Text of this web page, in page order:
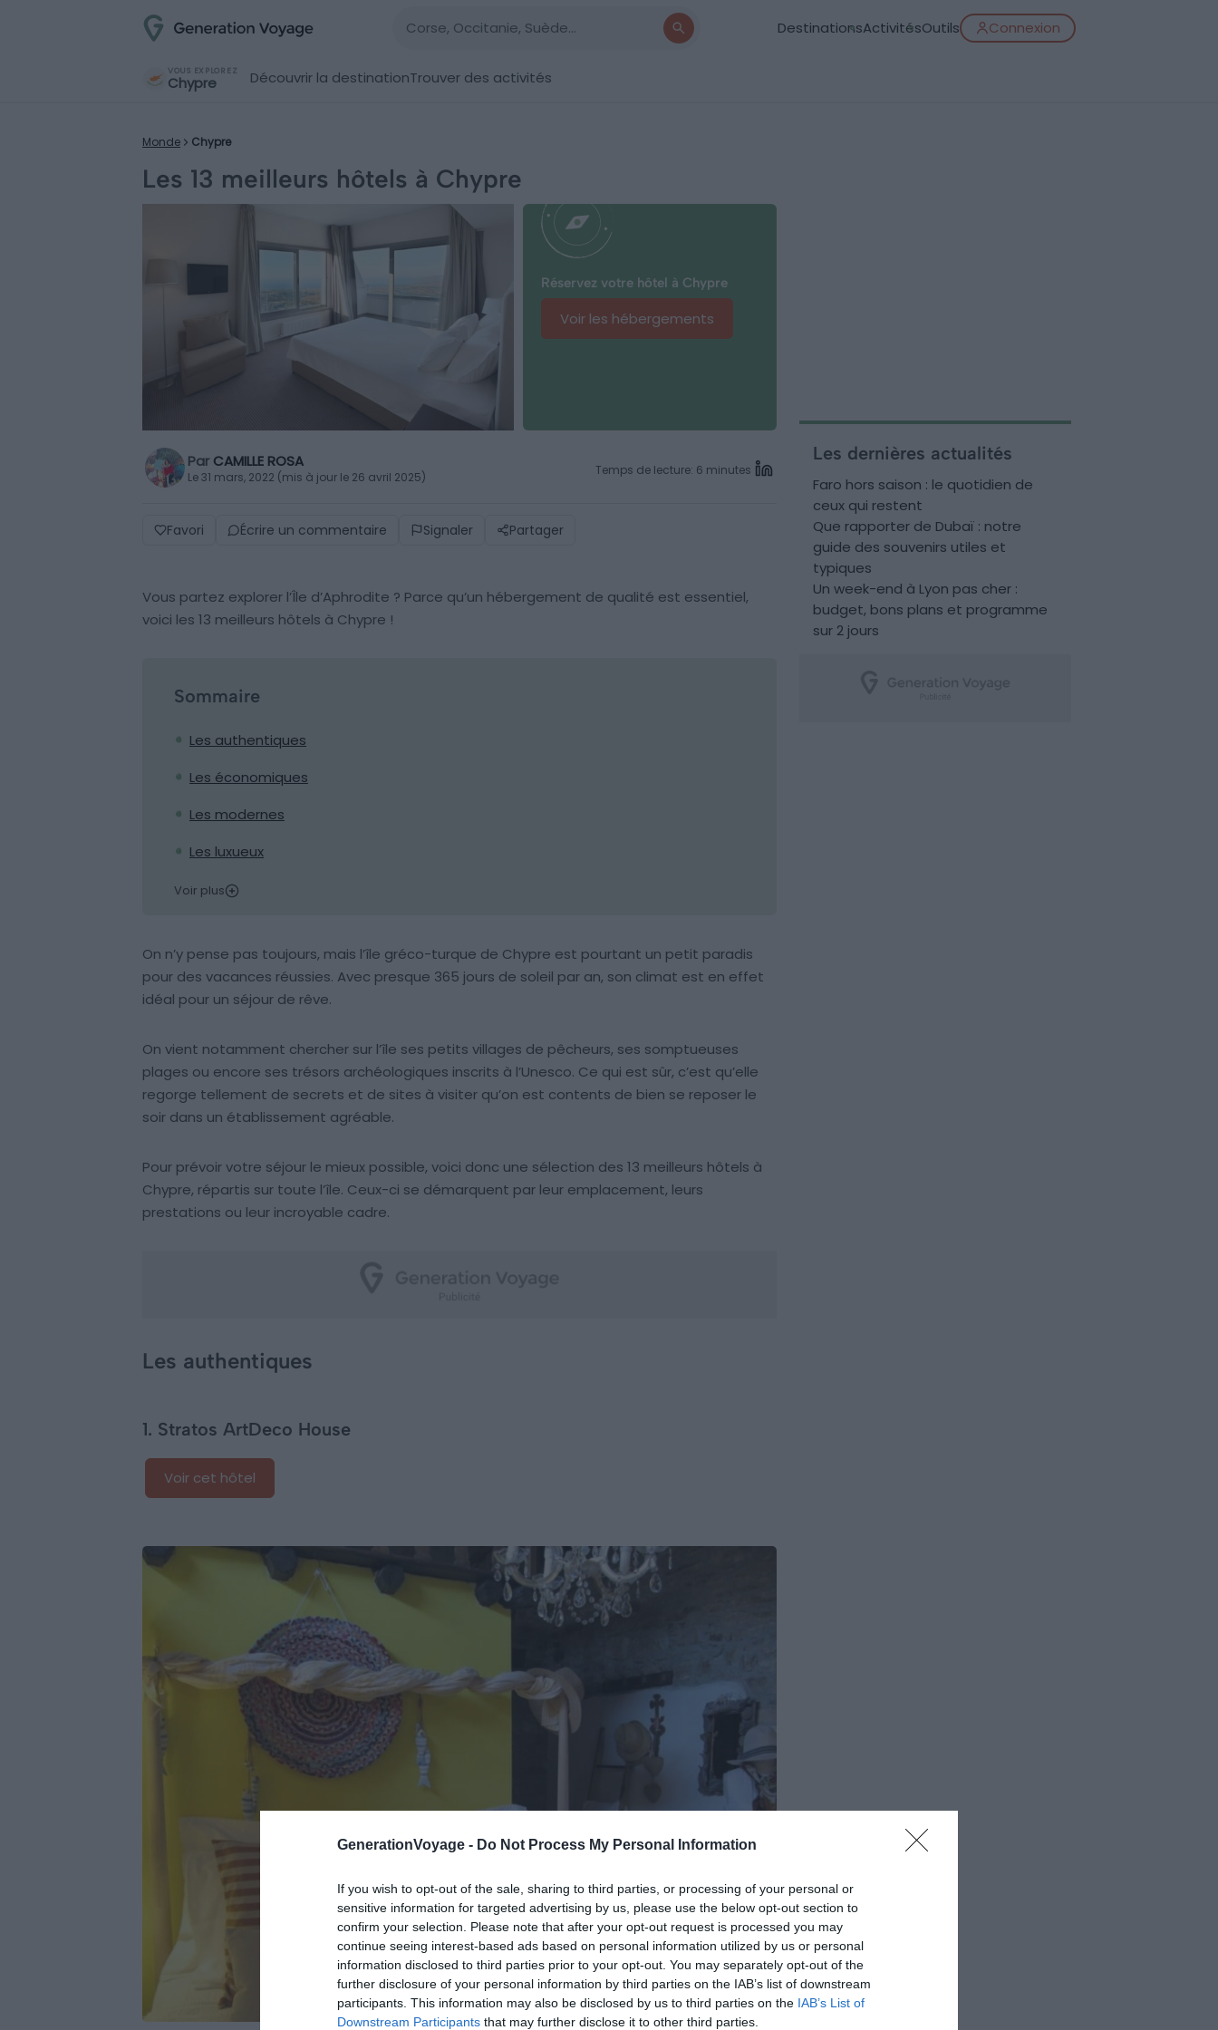
GenerationVoyage - Do Not Process My Personal Information
If you wish to opt-out of the sale, sharing to third parties, or processing of your personal or
sensitive information for targeted advertising by us, please use the below opt-out section to
confirm your selection. Please note that after your opt-out request is processed you may
continue seeing interest-based ads based on personal information utilized by us or personal
information disclosed to third parties prior to your opt-out. You may separately opt-out of the
further disclosure of your personal information by third parties on the IAB’s list of downstream
participants. This information may also be disclosed by us to third parties on the IAB’s List of
Downstream Participants that may further disclose it to other third parties.
DestinationsActivitésOutils Connexion
VOUS EXPLOREZ
Chypre Découvrir la destinationTrouver des activités
Monde Chypre
Les 13 meilleurs hôtels à Chypre
Réservez votre hôtel à Chypre
Voir les hébergements
Par CAMILLE ROSA
Le 31 mars, 2022 (mis à jour le 26 avril 2025) Temps de lecture: 6 minutes
Favori Écrire un commentaire Signaler Partager
Vous partez explorer l’Île d’Aphrodite ? Parce qu’un hébergement de qualité est essentiel,
voici les 13 meilleurs hôtels à Chypre !
Sommaire
Les authentiques
Les économiques
Les modernes
Les luxueux
Voir plus
On n’y pense pas toujours, mais l’île gréco-turque de Chypre est pourtant un petit paradis
pour des vacances réussies. Avec presque 365 jours de soleil par an, son climat est en effet
idéal pour un séjour de rêve.
On vient notamment chercher sur l’île ses petits villages de pêcheurs, ses somptueuses
plages ou encore ses trésors archéologiques inscrits à l’Unesco. Ce qui est sûr, c’est qu’elle
regorge tellement de secrets et de sites à visiter qu’on est contents de bien se reposer le
soir dans un établissement agréable.
Pour prévoir votre séjour le mieux possible, voici donc une sélection des 13 meilleurs hôtels à
Chypre, répartis sur toute l’île. Ceux-ci se démarquent par leur emplacement, leurs
prestations ou leur incroyable cadre.
Les authentiques
1. Stratos ArtDeco House
Voir cet hôtel
Les dernières actualités
Faro hors saison : le quotidien de
ceux qui restent
Que rapporter de Dubaï : notre
guide des souvenirs utiles et
typiques
Un week-end à Lyon pas cher :
budget, bons plans et programme
sur 2 jours